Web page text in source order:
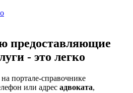
предоставляющие
- это легко
портале-справочнике
или адрес адвоката,